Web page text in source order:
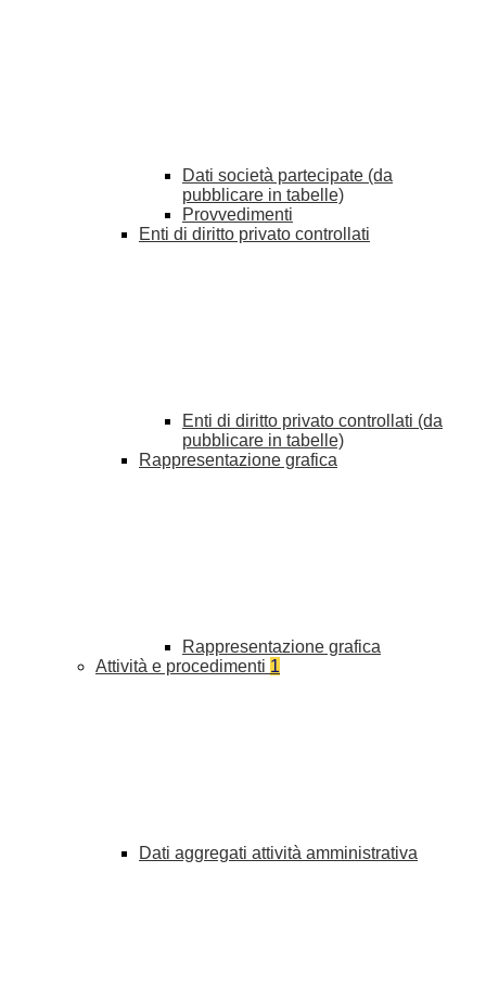
Dati società partecipate (da
pubblicare in tabelle)
Provvedimenti
Enti di diritto privato controllati
Enti di diritto privato controllati (da
pubblicare in tabelle)
Rappresentazione grafica
Rappresentazione grafica
Attività e procedimenti 1
Dati aggregati attività amministrativa